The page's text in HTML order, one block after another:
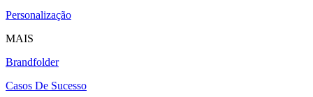
Personalização
MAIS
Brandfolder
Casos De Sucesso